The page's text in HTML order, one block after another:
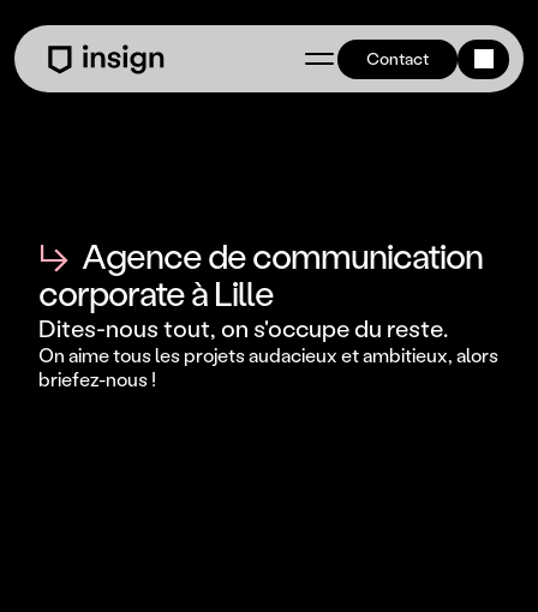
Contact
↳ Agence de communication
corporate à Lille
Dites-nous tout, on s'occupe du reste.
On aime tous les projets audacieux et ambitieux, alors
briefez-nous !